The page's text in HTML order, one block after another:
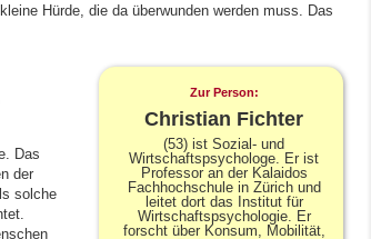
Hürde, die da überwunden werden muss. Das
Zur Person:
Christian Fichter
(53) ist Sozial- und
Wirtschaftspsychologe. Er ist
Professor an der Kalaidos
Fachhochschule in Zürich und
leitet dort das Institut für
Wirtschaftspsychologie. Er
forscht über Konsum, Mobilität,
Das
der
solche